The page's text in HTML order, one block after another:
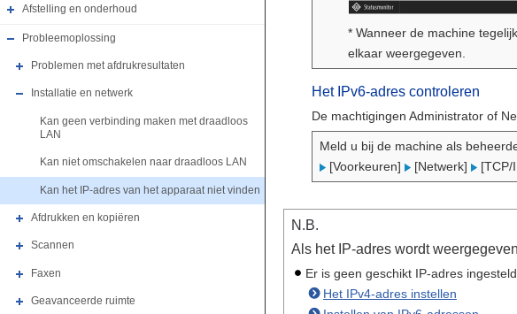
Afstelling en onderhoud
Probleemoplossing
Problemen met afdrukresultaten
Installatie en netwerk
Kan geen verbinding maken met draadloos
LAN
Kan niet omschakelen naar draadloos LAN
Kan het IP-adres van het apparaat niet vinden
Afdrukken en kopiëren
Scannen
Faxen
Geavanceerde ruimte
* Wanneer de machine
elkaar weergegeven.
Het IPv6-adres controleren
De machtigingen Administrator of
Meld u bij de machine als
[Voorkeuren]
[Netwerk] [TCP/
N.B.
Als het IP-adres wordt
Er is geen geschikt IP-adres
Het IPv4-adres instellen